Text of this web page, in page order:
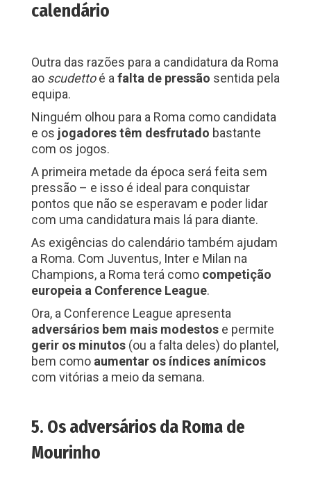
calendário
Outra das razões para a candidatura da Roma
ao scudettoé a falta de pressão sentida pela
equipa.
Ninguém olhou para a Roma como candidata
e os jogadores têm desfrutado bastante
com os jogos.
A primeira metade da época será feita sem
pressão – e isso é ideal para conquistar
pontos que não se esperavam e poder lidar
com uma candidatura mais lá para diante.
As exigências do calendário também ajudam
a Roma. Com Juventus, Inter e Milan na
Champions, a Roma terá como competição
europeia a Conference League.
Ora, a Conference League apresenta
adversários bem mais modestose permite
gerir os minutos(ou a falta deles) do plantel,
bem como aumentar os índices anímicos
com vitórias a meio da semana.
5. Os adversários da Roma de
Mourinho